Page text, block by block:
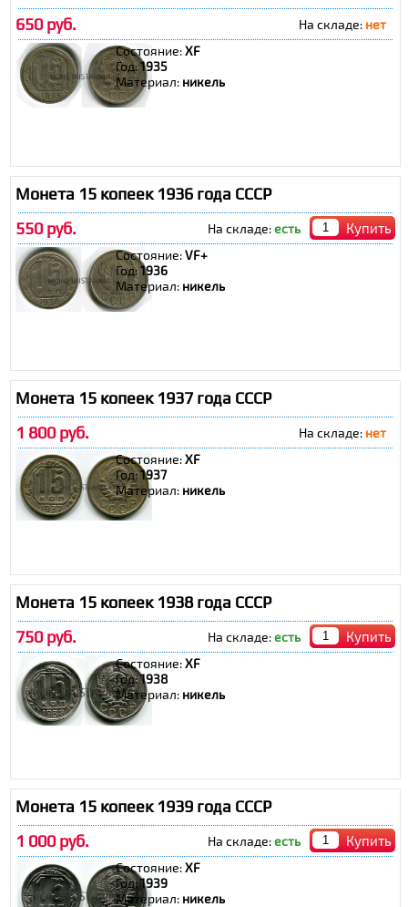
650 руб.
На складе: нет
Состояние:XF
Год:1935
Материал: никель
Монета 15 копеек 1936 года СССР
550 руб.
На складе:есть Купить
Состояние:VF+
Год:1936
Материал: никель
Монета 15 копеек 1937 года СССР
1 800 руб.
На складе: нет
Состояние:XF
Год:1937
Материал: никель
Монета 15 копеек 1938 года СССР
750 руб.
На складе:есть Купить
Состояние:XF
Год:1938
Материал: никель
Монета 15 копеек 1939 года СССР
1 000 руб.
На складе:есть Купить
Состояние:ХF
Год:1939
Материал: никель